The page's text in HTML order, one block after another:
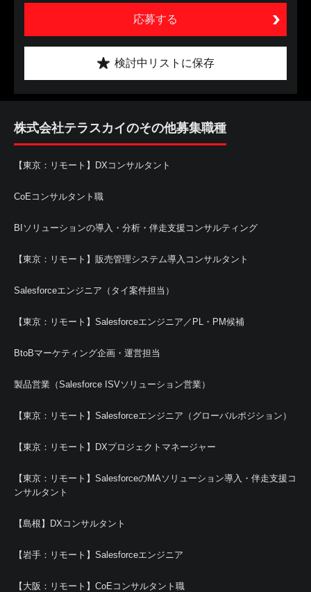
応募する
検討中リストに保存
株式会社テラスカイのその他募集職種
【東京：リモート】DXコンサルタント
CoEコンサルタント職
BIソリューションの導入・分析・伴走支援コンサルティング
【東京：リモート】販売管理システム導入コンサルタント
Salesforceエンジニア（タイ案件担当）
【東京：リモート】Salesforceエンジニア／PL・PM候補
BtoBマーケティング企画・運営担当
製品営業（Salesforce ISVソリューション営業）
【東京：リモート】Salesforceエンジニア（グローバルポジション）
【東京：リモート】DXプロジェクトマネージャー
【東京：リモート】SalesforceのMAソリューション導入・伴走支援コ
ンサルタント
【島根】DXコンサルタント
【岩手：リモート】Salesforceエンジニア
【大阪：リモート】CoEコンサルタント職